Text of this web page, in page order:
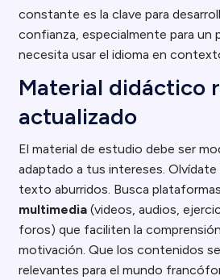
constante es la clave para
confianza, especialmente para un
necesita usar el idioma en
Material didáctico
actualizado
El material de estudio debe ser
adaptado a tus intereses. Olvídate
texto aburridos. Busca
multimedia (videos, audios,
foros) que faciliten la
motivación. Que los contenidos
relevantes para el mundo